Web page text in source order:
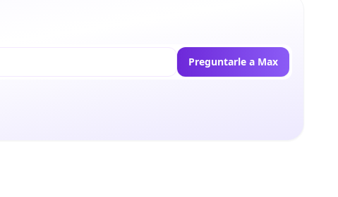
Preguntarle a Max